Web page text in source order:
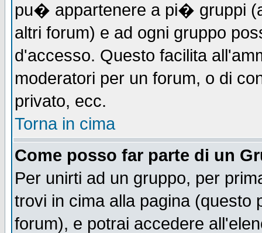
pu� appartenere a pi� gruppi
altri forum) e ad ogni gruppo
d'accesso. Questo facilita
moderatori per un forum, o di
privato, ecc.
Torna in cima
Come posso far parte di un
Per unirti ad un gruppo, per
trovi in cima alla pagina
forum), e potrai accedere